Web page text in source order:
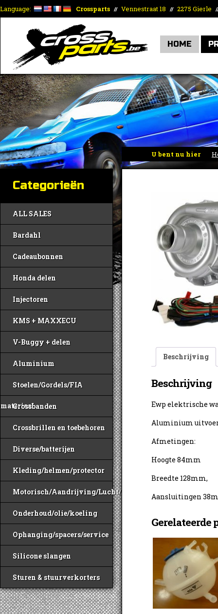
Language: Crossparts // Vennestraat 18 // 2275 Gierle
HOME
U bent nu hier
Categorieën
ALL SALES
Bardahl
Cadeaubonnen
Honda delen
Injectoren
KMS + MAXXECU
V-Buggy + delen
Aluminium
Stoelen/Gordels/FIA
materiaal
Crossbanden
Crossbrillen en toebehoren
Diverse/batterijen
Kleding/helmen/protector
Motorisch/Aandrijving/Lucht/Benzine
Onderhoud/olie/koeling
Ophanging/spacers/service
Silicone slangen
Sturen & stuurverkorters
Beschrijving
Beschrijving
Ewp elektrische
Aluminium
Afmetingen:
Hoogte 84mm
Breedte 128mm,
Aansluitingen
Gerelateerde